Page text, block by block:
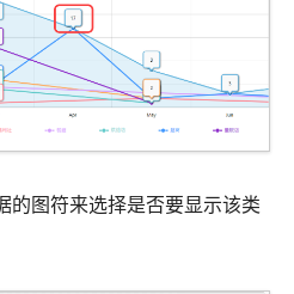
的图符来选择是否要显示该类